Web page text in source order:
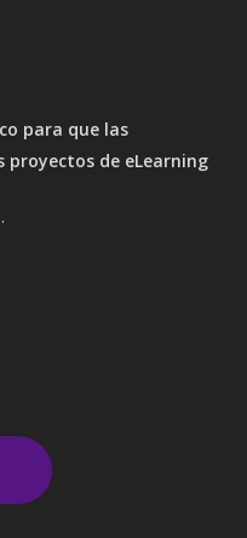
para que las
proyectos de eLearning